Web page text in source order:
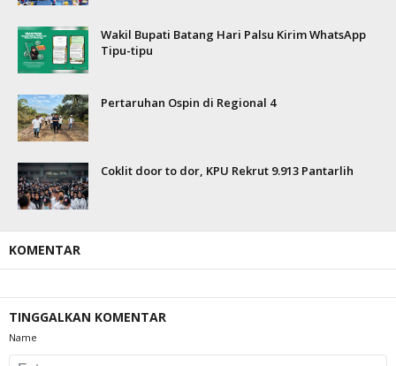
Wakil Bupati Batang Hari Palsu Kirim WhatsApp
Tipu-tipu
Pertaruhan Ospin di Regional 4
Coklit door to dor, KPU Rekrut 9.913 Pantarlih
KOMENTAR
TINGGALKAN KOMENTAR
Name